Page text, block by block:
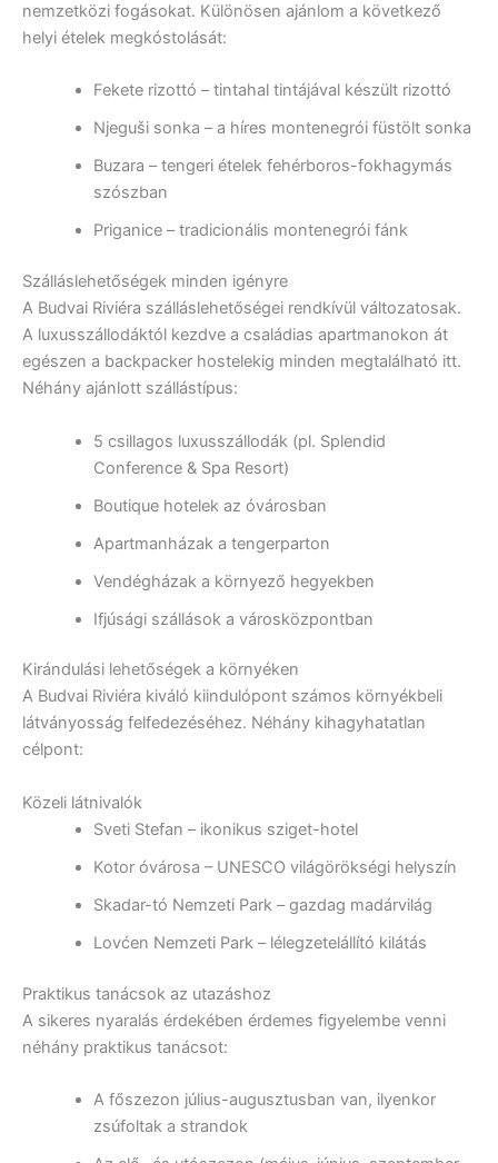
nemzetközi fogásokat. Különösen ajánlom a következő
helyi ételek megkóstolását:
Fekete rizottó – tintahal tintájával készült rizottó
Njeguši sonka – a híres montenegrói füstölt sonka
Buzara – tengeri ételek fehérboros-fokhagymás
szószban
Priganice – tradicionális montenegrói fánk
Szálláslehetőségek minden igényre
A Budvai Riviéra szálláslehetőségei rendkívül változatosak.
A luxusszállodáktól kezdve a családias apartmanokon át
egészen a backpacker hostelekig minden megtalálható itt.
Néhány ajánlott szállástípus:
5 csillagos luxusszállodák (pl. Splendid
Conference & Spa Resort)
Boutique hotelek az óvárosban
Apartmanházak a tengerparton
Vendégházak a környező hegyekben
Ifjúsági szállások a városközpontban
Kirándulási lehetőségek a környéken
A Budvai Riviéra kiváló kiindulópont számos környékbeli
látványosság felfedezéséhez. Néhány kihagyhatatlan
célpont:
Közeli látnivalók
Sveti Stefan – ikonikus sziget-hotel
Kotor óvárosa – UNESCO világörökségi helyszín
Skadar-tó Nemzeti Park – gazdag madárvilág
Lovćen Nemzeti Park – lélegzetelállító kilátás
Praktikus tanácsok az utazáshoz
A sikeres nyaralás érdekében érdemes figyelembe venni
néhány praktikus tanácsot:
A főszezon július-augusztusban van, ilyenkor
zsúfoltak a strandok